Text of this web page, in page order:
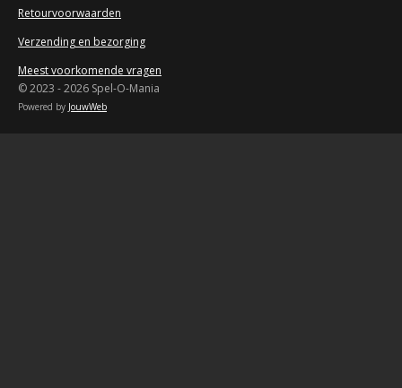
Retourvoorwaarden
Verzending en bezorging
Meest voorkomende vragen
© 2023 - 2026 Spel-O-Mania
Powered by JouwWeb